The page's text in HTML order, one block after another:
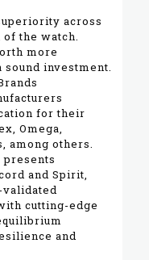
across
the watch.
more
investment.
for their
Omega,
among others.
presents
and Spirit,
validated
cutting-edge
and